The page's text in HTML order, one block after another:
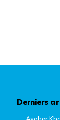
Derniers